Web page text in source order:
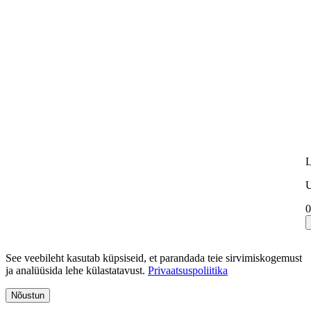
See veebileht kasutab küpsiseid, et parandada teie sirvimiskogemust
ja analüüsida lehe külastatavust. Privaatsuspoliitika
Nõustun